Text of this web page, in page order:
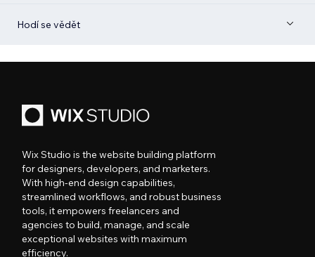
Hodí se vědět
Wix Studio is the website building platform
for designers, developers, and marketers.
With high-end design capabilities,
streamlined workflows, and robust business
tools, it empowers freelancers and
agencies to build, manage, and scale
exceptional websites with maximum
efficiency.